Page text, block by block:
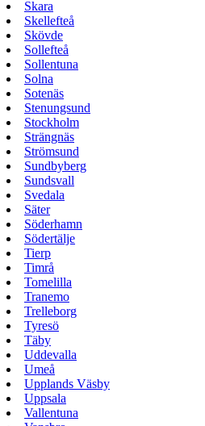
Skara
Skellefteå
Skövde
Sollefteå
Sollentuna
Solna
Sotenäs
Stenungsund
Stockholm
Strängnäs
Strömsund
Sundbyberg
Sundsvall
Svedala
Säter
Söderhamn
Södertälje
Tierp
Timrå
Tomelilla
Tranemo
Trelleborg
Tyresö
Täby
Uddevalla
Umeå
Upplands Väsby
Uppsala
Vallentuna